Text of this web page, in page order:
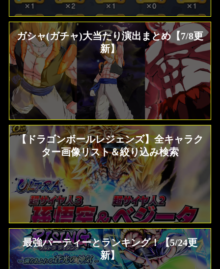
ガシャ(ガチャ)大当たり演出まとめ【7/8更
新】
【ドラゴンボールレジェンズ】全キャラク
ター画像リスト＆絞り込み検索
最強パーティーとランキング！【5/24更
新】